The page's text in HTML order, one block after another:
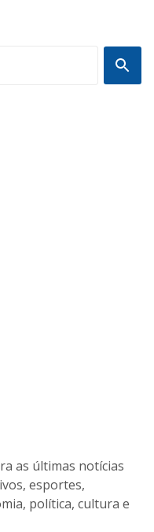
as últimas notícias
esportes,
política, cultura e